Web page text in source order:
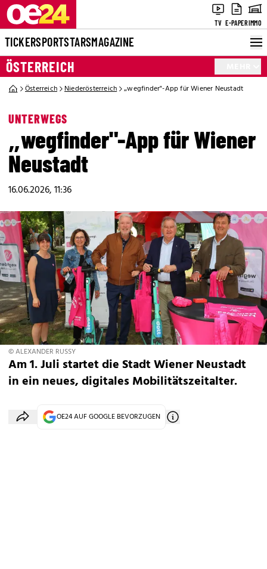
TV E-PAPERIMMO
TICKERSPORTSTARSMAGAZINE
ÖSTERREICH
Österreich Niederösterreich „wegfinder"-App für Wiener Neustadt
UNTERWEGS
„wegfinder"-App für Wiener
Neustadt
16.06.2026, 11:36
© ALEXANDER RUSSY
Am 1. Juli startet die Stadt Wiener Neustadt
in ein neues, digitales Mobilitätszeitalter.
OE24 AUF GOOGLE BEVORZUGEN